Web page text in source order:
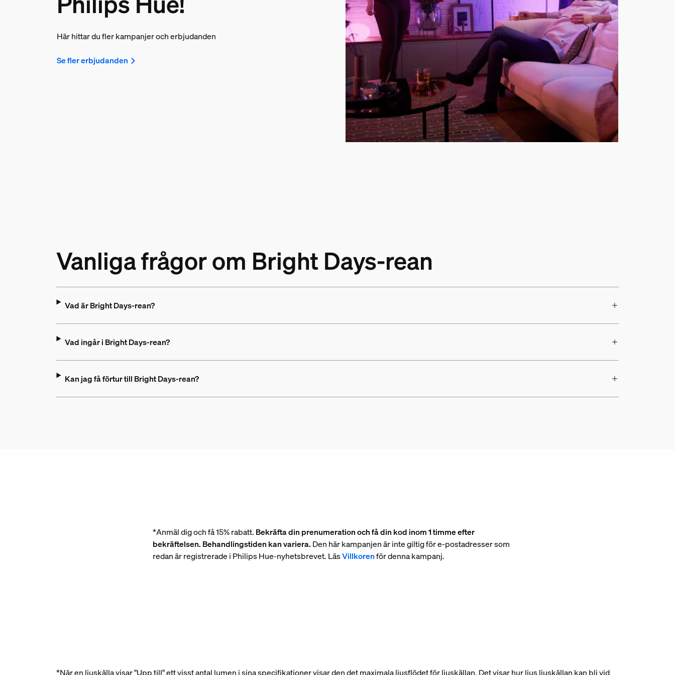
Här hittar du fler kampanjer och erbjudanden
Se fler erbjudanden
Vanliga frågor om Bright Days-rean
Vad är Bright Days-rean?
Vad ingår i Bright Days-rean?
Kan jag få förtur till Bright Days-rean?
*Anmäl dig och få 15% rabatt. Bekräfta din prenumeration och få din kod inom 1 timme efter
bekräftelsen. Behandlingstiden kan variera. Den här kampanjen är inte giltig för e-postadresser som
redan är registrerade i Philips Hue-nyhetsbrevet. LäsVillkorenför denna kampanj.
*När en ljuskälla visar "Upp till" ett visst antal lumen i sina specifikationer visar den det maximala ljusflödet för ljuskällan. Det visar hur ljus ljuskällan kan bli vid